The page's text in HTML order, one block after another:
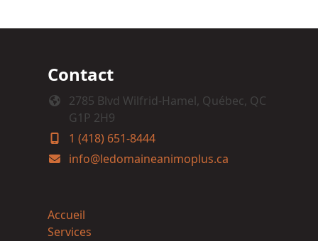
Contact
2785 Blvd Wilfrid-Hamel, Québec, QC
G1P 2H9
1 (418) 651-8444
info@ledomaineanimoplus.ca
Accueil
Services